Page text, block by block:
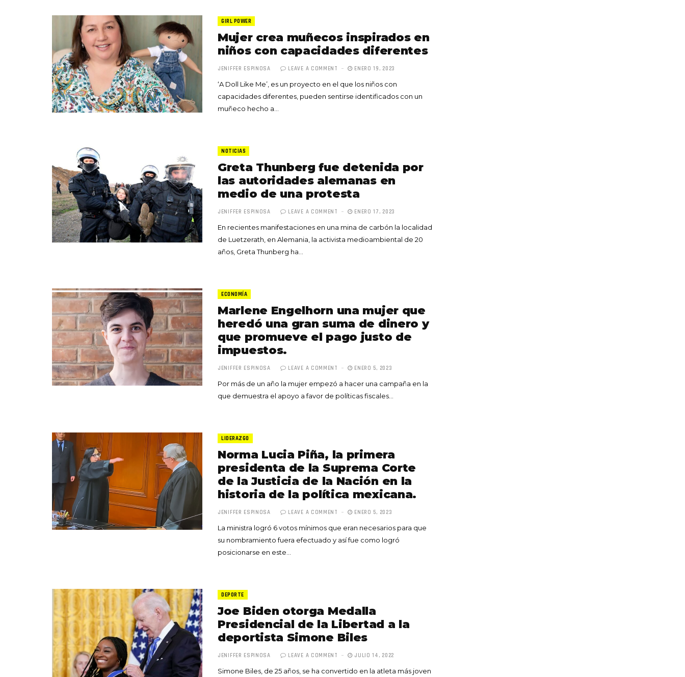
GIRL POWER
Mujer crea muñecos inspirados en
niños con capacidades diferentes
JENIFFER ESPINOSA LEAVE A COMMENT ENERO 19, 2023
‘A Doll Like Me’, es un proyecto en el que los niños con
capacidades diferentes, pueden sentirse identificados con un
muñeco hecho a…
NOTICIAS
Greta Thunberg fue detenida por
las autoridades alemanas en
medio de una protesta
JENIFFER ESPINOSA LEAVE A COMMENT ENERO 17, 2023
En recientes manifestaciones en una mina de carbón la localidad
de Luetzerath, en Alemania, la activista medioambiental de 20
años, Greta Thunberg ha…
ECONOMÍA
Marlene Engelhorn una mujer que
heredó una gran suma de dinero y
que promueve el pago justo de
impuestos.
JENIFFER ESPINOSA LEAVE A COMMENT ENERO 5, 2023
Por más de un año la mujer empezó a hacer una campaña en la
que demuestra el apoyo a favor de políticas fiscales…
LIDERAZGO
Norma Lucia Piña, la primera
presidenta de la Suprema Corte
de la Justicia de la Nación en la
historia de la política mexicana.
JENIFFER ESPINOSA LEAVE A COMMENT ENERO 5, 2023
La ministra logró 6 votos mínimos que eran necesarios para que
su nombramiento fuera efectuado y así fue como logró
posicionarse en este…
DEPORTE
Joe Biden otorga Medalla
Presidencial de la Libertad a la
deportista Simone Biles
JENIFFER ESPINOSA LEAVE A COMMENT JULIO 14, 2022
Simone Biles, de 25 años, se ha convertido en la atleta más joven